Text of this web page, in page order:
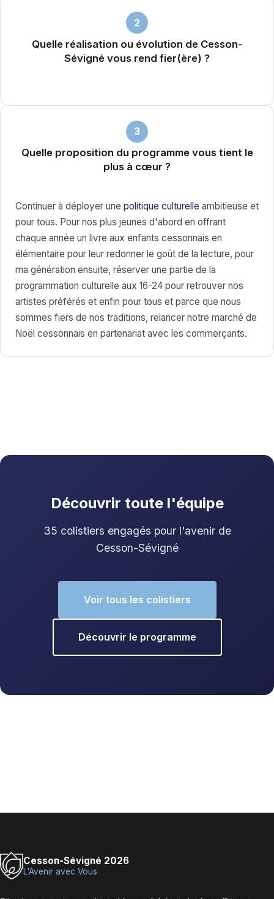
2
Quelle réalisation ou évolution de Cesson-
Sévigné vous rend fier(ère) ?
3
Quelle proposition du programme vous tient le
plus à cœur ?
Continuer à déployer une politique culturelle ambitieuse et
pour tous. Pour nos plus jeunes d'abord en offrant
chaque année un livre aux enfants cessonnais en
élémentaire pour leur redonner le goût de la lecture, pour
ma génération ensuite, réserver une partie de la
programmation culturelle aux 16-24 pour retrouver nos
artistes préférés et enfin pour tous et parce que nous
sommes fiers de nos traditions, relancer notre marché de
Noël cessonnais en partenariat avec les commerçants.
Découvrir toute l'équipe
35 colistiers engagés pour l'avenir de
Cesson-Sévigné
Voir tous les colistiers
Découvrir le programme
Cesson-Sévigné 2026
L'Avenir avec Vous